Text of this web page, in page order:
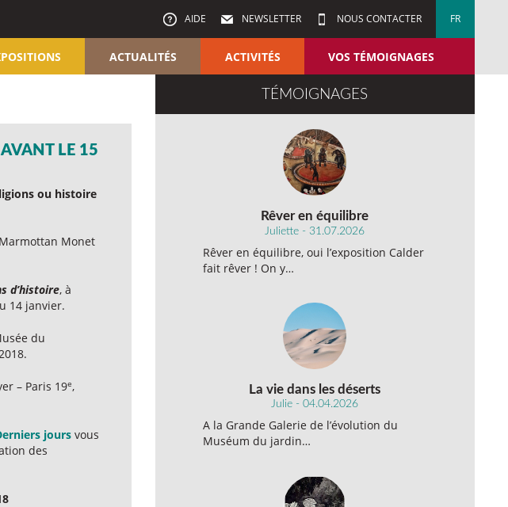
AIDE NEWSLETTER NOUS CONTACTER FR
ACTUALITÉS ACTIVITÉS VOS TÉMOIGNAGES
LE 15
ou histoire
Monet
d’histoire, à
14 janvier.
du
– Paris 19e,
jours vous
des
TÉMOIGNAGES
Rêver en équilibre
Juliette - 31.07.2026
Rêver en équilibre, oui l’exposition Calder
fait rêver ! On y…
La vie dans les déserts
Julie - 04.04.2026
A la Grande Galerie de l’évolution du
Muséum du jardin…